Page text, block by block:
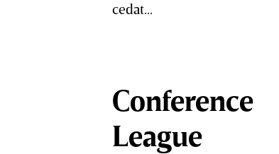
cedat...
Conference
League